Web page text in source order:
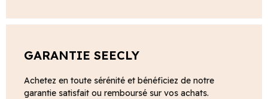
GARANTIE SEECLY
Achetez en toute sérénité et bénéficiez de notre
garantie satisfait ou remboursé sur vos achats.